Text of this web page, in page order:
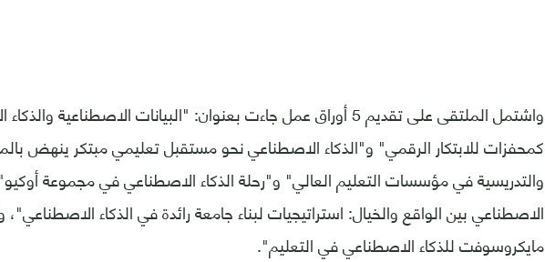
واشتمل الملتقى على تقديم 5 أوراق عمل جاءت بعنوان: "البيانات الاصطناعية
كمحفزات للابتكار الرقمي" و"الذكاء الاصطناعي نحو مستقبل تعليمي مبتكر ينهض
والتدريسية في مؤسسات التعليم العالي" و"رحلة الذكاء الاصطناعي في مجموعة
الاصطناعي بين الواقع والخيال: استراتيجيات لبناء جامعة رائدة في الذكاء
مايكروسوفت للذكاء الاصطناعي في التعليم".